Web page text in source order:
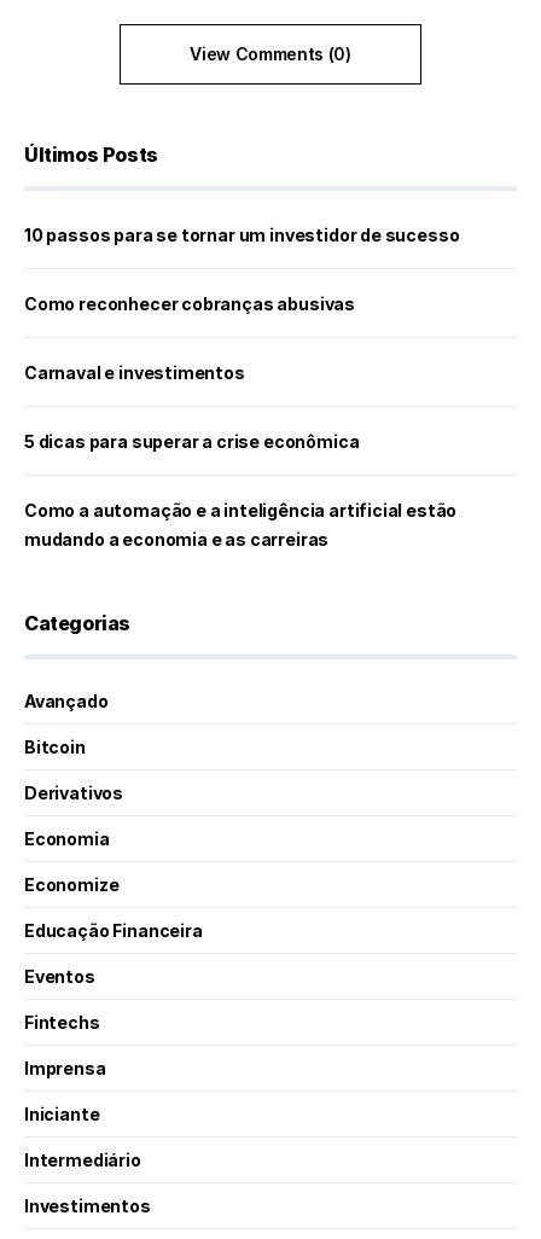
View Comments (0)
Últimos Posts
10 passos para se tornar um investidor de sucesso
Como reconhecer cobranças abusivas
Carnaval e investimentos
5 dicas para superar a crise econômica
Como a automação e a inteligência artificial estão
mudando a economia e as carreiras
Categorias
Avançado
Bitcoin
Derivativos
Economia
Economize
Educação Financeira
Eventos
Fintechs
Imprensa
Iniciante
Intermediário
Investimentos